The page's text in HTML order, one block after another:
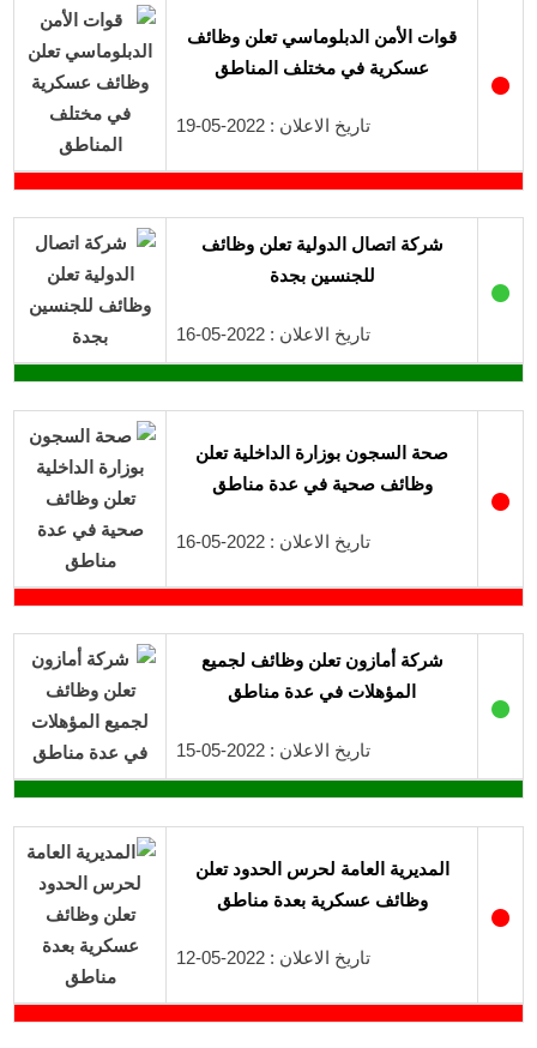
●
قوات الأمن الدبلوماسي تعلن وظائف
عسكرية في مختلف المناطق
تاريخ الاعلان : 2022-05-19
●
شركة اتصال الدولية تعلن وظائف
للجنسين بجدة
تاريخ الاعلان : 2022-05-16
●
صحة السجون بوزارة الداخلية تعلن
وظائف صحية في عدة مناطق
تاريخ الاعلان : 2022-05-16
●
شركة أمازون تعلن وظائف لجميع
المؤهلات في عدة مناطق
تاريخ الاعلان : 2022-05-15
●
المديرية العامة لحرس الحدود تعلن
وظائف عسكرية بعدة مناطق
تاريخ الاعلان : 2022-05-12